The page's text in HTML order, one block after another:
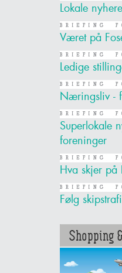
Lokale
Været på
Ledige
Næringsliv -
Superlokale
foreninger
Hva skjer på
Følg
Shopping